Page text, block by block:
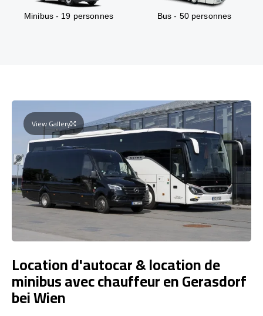
Minibus - 19 personnes Bus - 50 personnes
View Gallery
Location d'autocar & location de
minibus avec chauffeur en Gerasdorf
bei Wien